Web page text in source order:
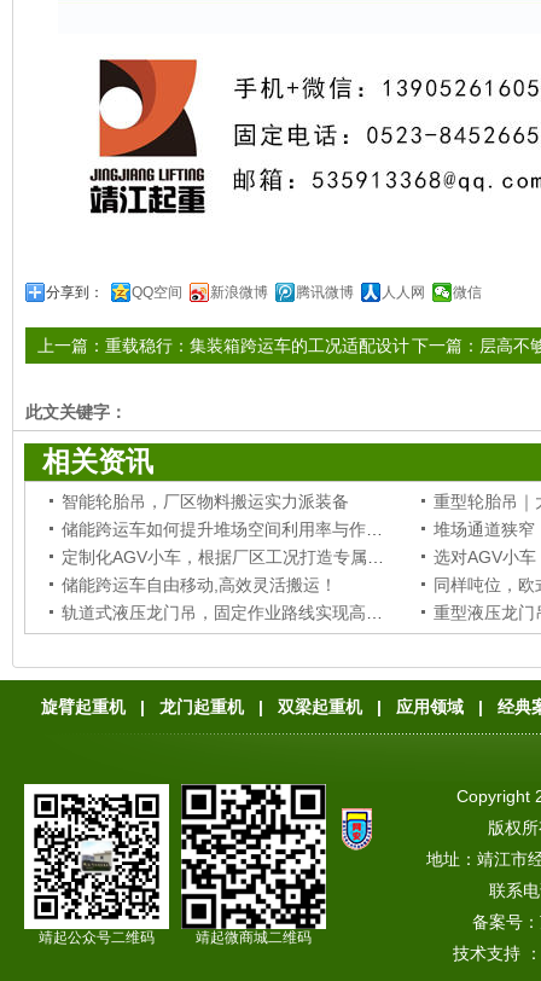
分享到： QQ空间 新浪微博 腾讯微博 人人网 微信
下一篇： 层高不
上一篇： 重载稳行：集装箱跨运车的工况适配设计
此文关键字：
相关资讯
智能轮胎吊，厂区物料搬运实力派装备
重型轮胎吊｜
储能跨运车自由移动,高效灵活搬运！
旋臂起重机 | 龙门起重机 | 双梁起重机 | 应用领域 | 经典
Copyright
版权
地址：靖江市
联系
备案号：
技术支持 ：
靖起公众号二维码 靖起微商城二维码